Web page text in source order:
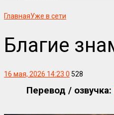
ГлавнаяУже в сети
Благие
16 мая, 2026 14:23 0 528
Перевод / озвучка: